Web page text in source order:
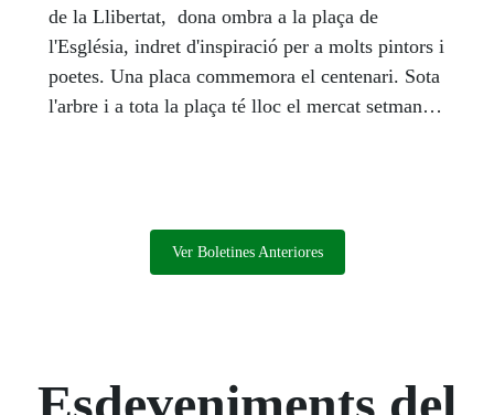
de la Llibertat, dona ombra a la plaça de
l'Església, indret d'inspiració per a molts pintors i
poetes. Una placa commemora el centenari. Sota
l'arbre i a tota la plaça té lloc el mercat setmanal.
Ver Boletines Anteriores